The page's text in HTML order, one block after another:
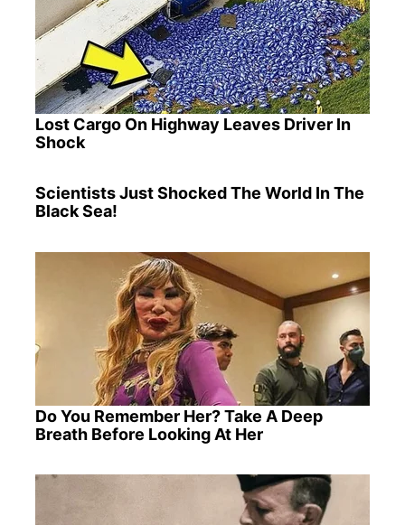
Lost Cargo On Highway Leaves Driver In
Shock
Scientists Just Shocked The World In The
Black Sea!
Do You Remember Her? Take A Deep
Breath Before Looking At Her